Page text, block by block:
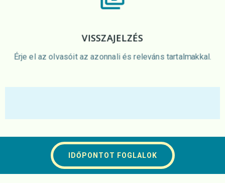
VISSZAJELZÉS
Érje el az olvasóit az azonnali és releváns tartalmakkal.
IDŐPONTOT FOGLALOK